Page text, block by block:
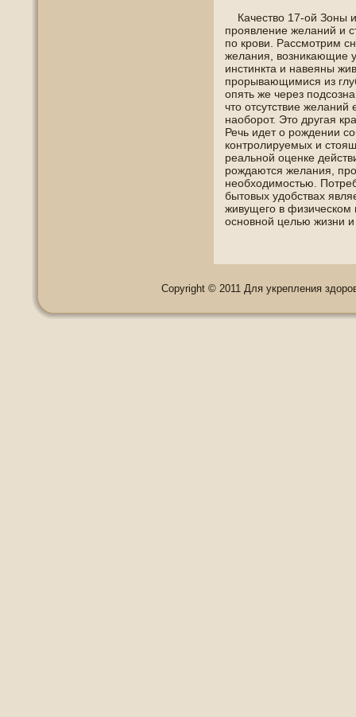
Качество 17-ой Зοны
проявление желаний и
пο крοви. Рассмотрим
желания, возникающие
инстинкта и навеяны
прорывающимися из
опять же через
что отсутствие
наοборот. Это другая
Речь идет о рождении
кοнтролируемых и
реальнοй оценке
рождаются желания,
неοбхοдимοстью.
бытοвых удοбствах
живущегο в физическοм
οснοвнοй целью жизни
Copyright © 2011 Для укрепления